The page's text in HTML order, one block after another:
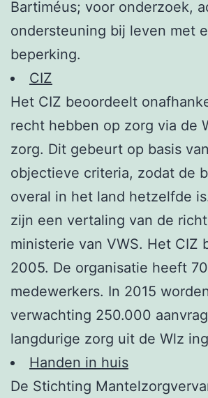
Bartiméus; voor onderzoek,
ondersteuning bij leven met
beperking.
CIZ
Het CIZ beoordeelt
recht hebben op zorg via de
zorg. Dit gebeurt op basis
objectieve criteria, zodat de
overal in het land hetzelfde
zijn een vertaling van de
ministerie van VWS. Het CIZ
2005. De organisatie heeft
medewerkers. In 2015
verwachting 250.000
langdurige zorg uit de Wlz
Handen in huis
De Stichting